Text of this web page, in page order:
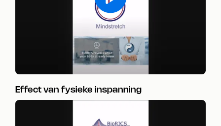
Effect van fysieke inspanning